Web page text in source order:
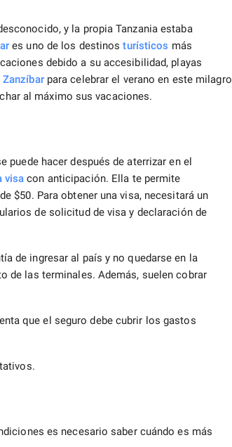
y la propia Tanzania estaba
es uno de los destinosturísticos más
debido a su accesibilidad, playas
para celebrar el verano en este milagro
al máximo sus vacaciones.
puede hacer después de aterrizar en el
visa con anticipación. Ella te permite
$50. Para obtener una visa, necesitará un
de solicitud de visa y declaración de
de ingresar al país y no quedarse en la
de las terminales. Además, suelen cobrar
que el seguro debe cubrir los gastos
es necesario saber cuándo es más